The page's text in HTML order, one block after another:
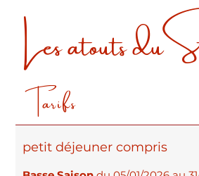
Les atouts du
Parme
Tarifs
petit déjeuner compris